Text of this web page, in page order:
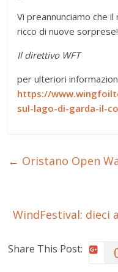
Vi preannunciamo che
ricco di nuove sorprese!
Il direttivo WFT
per ulteriori
https://
sul-lago-di-garda-il-
← Oristano Open
WindFestival: dieci
Share This Post: